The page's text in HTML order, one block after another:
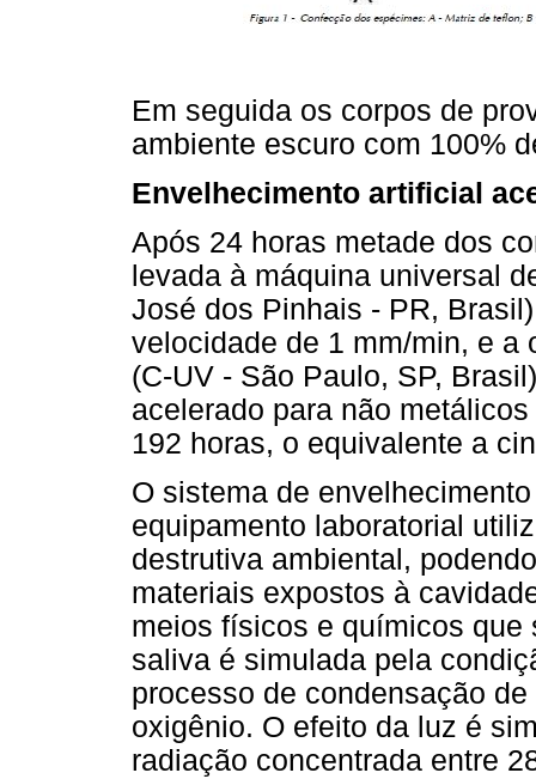
Em seguida os corpos de
ambiente escuro com 100%
Envelhecimento artificial
Após 24 horas metade dos
levada à máquina universal
José dos Pinhais - PR,
velocidade de 1 mm/min, e a
(C-UV - São Paulo, SP,
acelerado para não
192 horas, o equivalente a
O sistema de
equipamento laboratorial
destrutiva ambiental,
materiais expostos à
meios físicos e químicos que
saliva é simulada pela
processo de condensação
oxigênio. O efeito da luz é
radiação concentrada entre